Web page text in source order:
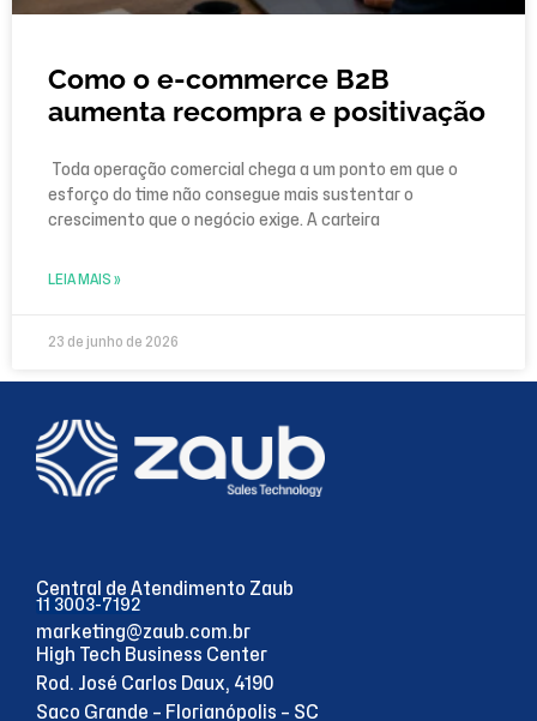
Como o e-commerce B2B
aumenta recompra e positivação
Toda operação comercial chega a um ponto em que o
esforço do time não consegue mais sustentar o
crescimento que o negócio exige. A carteira
LEIA MAIS »
23 de junho de 2026
Central de Atendimento Zaub
11 3003-7192
marketing@zaub.com.br
High Tech Business Center
Rod. José Carlos Daux, 4190
Saco Grande – Florianópolis – SC